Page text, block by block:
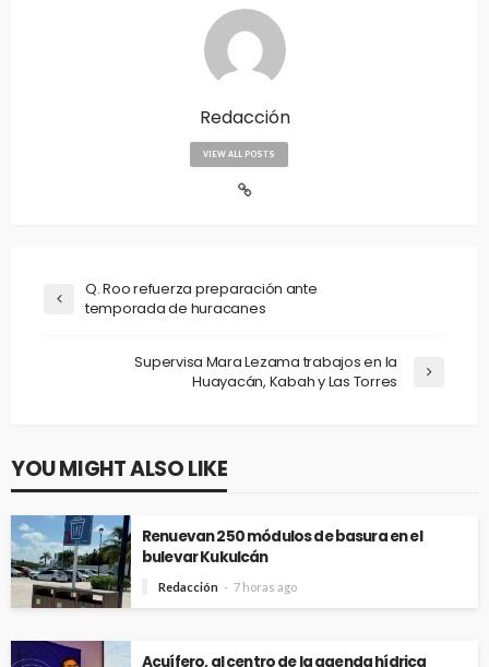
Redacción
VIEW ALL POSTS
Q. Roo refuerza preparación ante
temporada de huracanes
Supervisa Mara Lezama trabajos en la
Huayacán, Kabah y Las Torres
YOU MIGHT ALSO LIKE
Renuevan 250 módulos de basura en el
bulevar Kukulcán
Redacción 7 horas ago
Acuífero, al centro de la agenda hídrica